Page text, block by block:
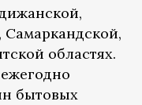
областях.
бытовых